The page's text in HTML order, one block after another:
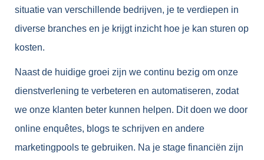
situatie van verschillende bedrijven, je te verdiepen in
diverse branches en je krijgt inzicht hoe je kan sturen op
kosten.
Naast de huidige groei zijn we continu bezig om onze
dienstverlening te verbeteren en automatiseren, zodat
we onze klanten beter kunnen helpen. Dit doen we door
online enquêtes, blogs te schrijven en andere
marketingpools te gebruiken. Na je stage financiën zijn